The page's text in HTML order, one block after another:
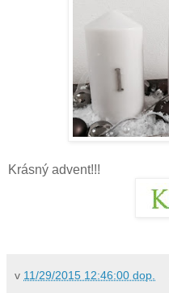
Krásný advent!!!
v 11/29/2015 12:46:00 dop.